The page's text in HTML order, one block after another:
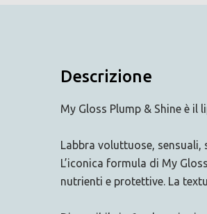
Descrizione
My Gloss Plump & Shine è
Labbra voluttuose,
L’iconica formula di My
nutrienti e protettive. La